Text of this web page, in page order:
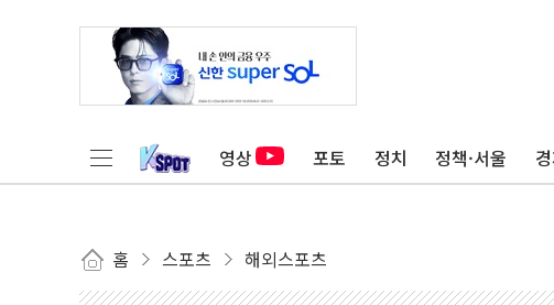
영상 포토 정치 정책·서울
홈 스포츠 해외스포츠